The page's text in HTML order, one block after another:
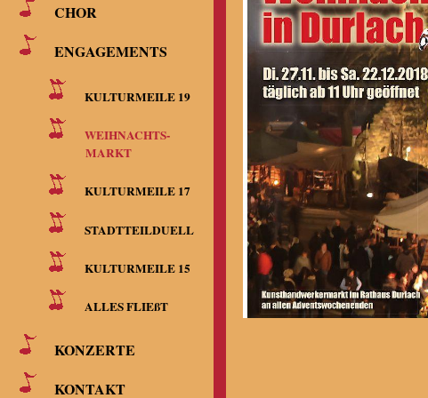
CHOR
ENGAGEMENTS
KULTURMEILE 19
WEIHNACHTS-
MARKT
KULTURMEILE 17
STADTTEILDUELL
KULTURMEILE 15
ALLES FLIEßT
KONZERTE
KONTAKT